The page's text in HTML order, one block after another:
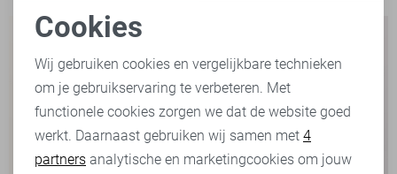
Noodzakelijke cookies
Personalisatie cookies
Analytische cookies
Cookies
Wij gebruiken cookies en vergelijkbare technieken
om je gebruikservaring te verbeteren. Met
functionele cookies zorgen we dat de website goed
werkt. Daarnaast gebruiken wij samen met 4
partners analytische en marketingcookies om jouw